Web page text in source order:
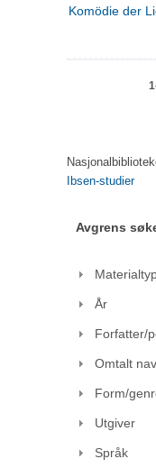
Komödie der
Ibsen-studier
Avgrens
År
Forfatter/
Omtalt
Form/
Utgiver
Språk